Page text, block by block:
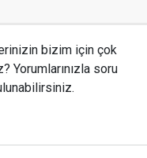
bizim için çok
Yorumlarınızla soru